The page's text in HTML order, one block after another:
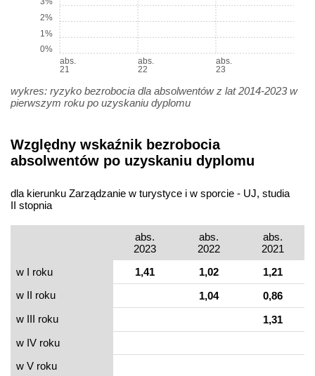
abs.
21
abs.
22
abs.
23
0%
1%
2%
wykres: ryzyko bezrobocia dla absolwentów z lat 2014-2023 w
pierwszym roku po uzyskaniu dyplomu
Względny wskaźnik bezrobocia
absolwentów po uzyskaniu dyplomu
dla kierunku Zarządzanie w turystyce i w sporcie - UJ, studia
II stopnia
abs.
2023
abs.
2022
abs.
2021
w I roku
1,41 1,02
1,21
w II roku
1,04
0,86
w III roku
1,31
w IV roku
w V roku